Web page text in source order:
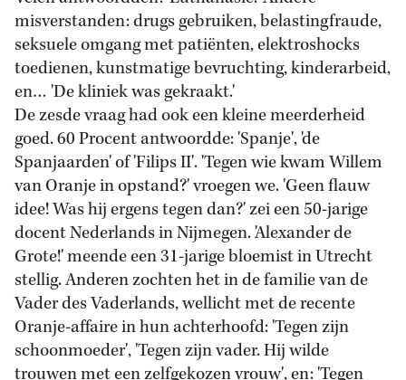
misverstanden: drugs gebruiken, belastingfraude,
seksuele omgang met patiënten, elektroshocks
toedienen, kunstmatige bevruchting, kinderarbeid,
en… 'De kliniek was gekraakt.'
De zesde vraag had ook een kleine meerderheid
goed. 60 Procent antwoordde: 'Spanje', 'de
Spanjaarden' of 'Filips II'. 'Tegen wie kwam Willem
van Oranje in opstand?' vroegen we. 'Geen flauw
idee! Was hij ergens tegen dan?' zei een 50-jarige
docent Nederlands in Nijmegen. 'Alexander de
Grote!' meende een 31-jarige bloemist in Utrecht
stellig. Anderen zochten het in de familie van de
Vader des Vaderlands, wellicht met de recente
Oranje-affaire in hun achterhoofd: 'Tegen zijn
schoonmoeder', 'Tegen zijn vader. Hij wilde
trouwen met een zelfgekozen vrouw', en: 'Tegen